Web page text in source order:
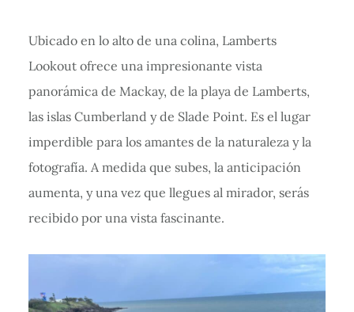
Ubicado en lo alto de una colina, Lamberts
Lookout ofrece una impresionante vista
panorámica de Mackay, de la playa de Lamberts,
las islas Cumberland y de Slade Point. Es el lugar
imperdible para los amantes de la naturaleza y la
fotografía. A medida que subes, la anticipación
aumenta, y una vez que llegues al mirador, serás
recibido por una vista fascinante.